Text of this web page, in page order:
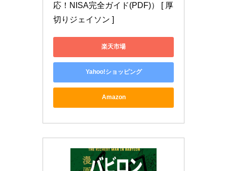
応！NISA完全ガイド(PDF)） [ 厚
切りジェイソン ]
楽天市場
Yahoo!ショッピング
Amazon